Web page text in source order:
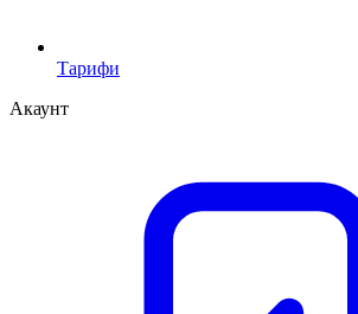
Тарифи
Акаунт